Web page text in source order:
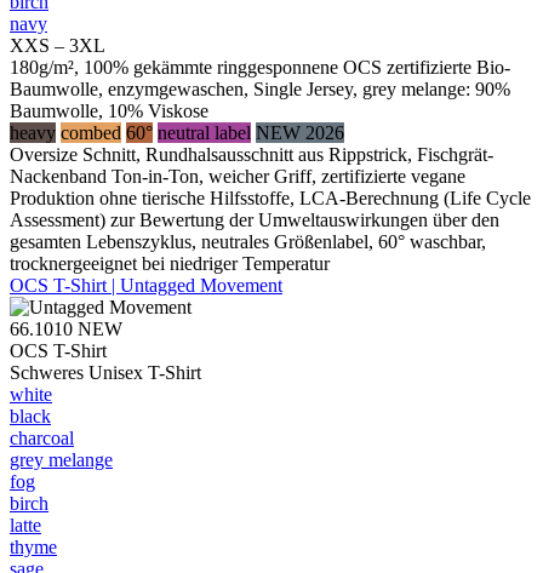
navy
XXS – 3XL
180g/m², 100% gekämmte ringgesponnene OCS zertifizierte Bio-
Baumwolle, enzymgewaschen, Single Jersey, grey melange: 90%
Baumwolle, 10% Viskose
heavy combed 60° neutral label NEW 2026
Oversize Schnitt, Rundhalsausschnitt aus Rippstrick, Fischgrät-
Nackenband Ton-in-Ton, weicher Griff, zertifizierte vegane
Produktion ohne tierische Hilfsstoffe, LCA-Berechnung (Life Cycle
Assessment) zur Bewertung der Umweltauswirkungen über den
gesamten Lebenszyklus, neutrales Größenlabel, 60° waschbar,
trocknergeeignet bei niedriger Temperatur
OCS T-Shirt | Untagged Movement
66.1010 NEW
OCS T-Shirt
Schweres Unisex T-Shirt
white
black
charcoal
grey melange
fog
birch
latte
thyme
sage